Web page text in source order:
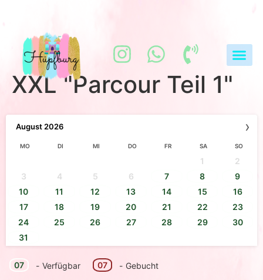
XXL "Parcour Teil 1"
›
August2026
MO DI MI DO FR SA SO
1
2
3
4 5 6 7 8
9
10
11 12 13 14 15
16
17
18 19 20 21 22
23
24
25 26 27 28 29
30
31
07 - Verfügbar 07 - Gebucht